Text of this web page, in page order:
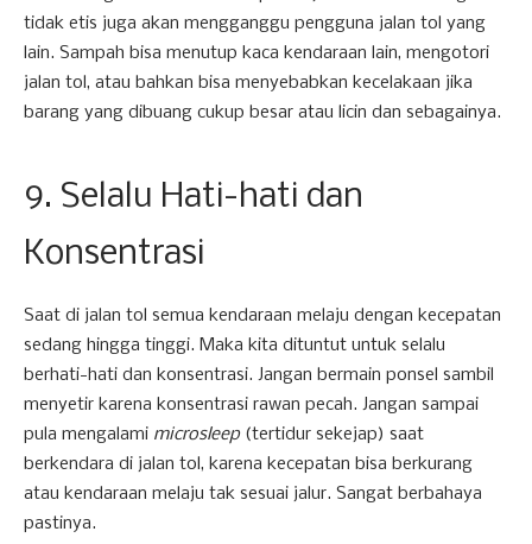
tidak etis juga akan mengganggu pengguna jalan tol yang
lain. Sampah bisa menutup kaca kendaraan lain, mengotori
jalan tol, atau bahkan bisa menyebabkan kecelakaan jika
barang yang dibuang cukup besar atau licin dan sebagainya.
9. Selalu Hati-hati dan
Konsentrasi
Saat di jalan tol semua kendaraan melaju dengan kecepatan
sedang hingga tinggi. Maka kita dituntut untuk selalu
berhati-hati dan konsentrasi. Jangan bermain ponsel sambil
menyetir karena konsentrasi rawan pecah. Jangan sampai
pula mengalami microsleep (tertidur sekejap) saat
berkendara di jalan tol, karena kecepatan bisa berkurang
atau kendaraan melaju tak sesuai jalur. Sangat berbahaya
pastinya.